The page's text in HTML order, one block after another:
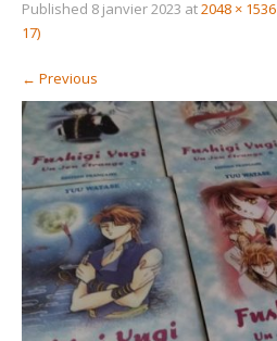
Published 8 janvier 2023 at2048 × 1536
17)
← Previous